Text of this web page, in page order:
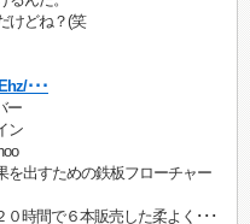
けどね？(笑
･･･
ー
ン
出すための鉄板フローチャー
時間で６本販売した柔よく･･･